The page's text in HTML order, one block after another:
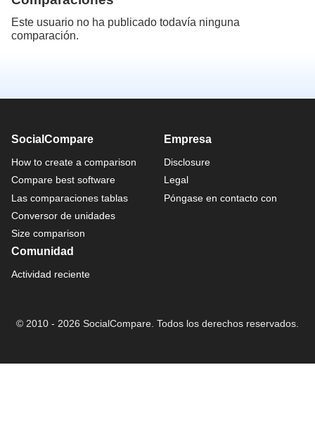
Este usuario no ha publicado todavía ninguna
comparación.
SocialCompare
How to create a comparison
Compare best software
Las comparaciones tablas
Conversor de unidades
Size comparison
Empresa
Disclosure
Legal
Póngase en contacto con
Comunidad
Actividad reciente
© 2010 - 2026 SocialCompare. Todos los derechos reservados.